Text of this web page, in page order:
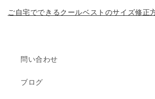
ご自宅でできるクールベストのサイズ修正
問い合わせ
ブログ